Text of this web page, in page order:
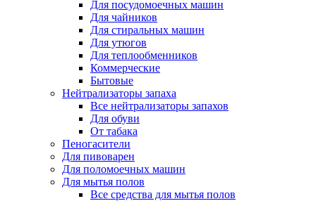
Для посудомоечных машин
Для чайников
Для стиральных машин
Для утюгов
Для теплообменников
Коммерческие
Бытовые
Нейтрализаторы запаха
Все нейтрализаторы запахов
Для обуви
От табака
Пеногасители
Для пивоварен
Для поломоечных машин
Для мытья полов
Все средства для мытья полов